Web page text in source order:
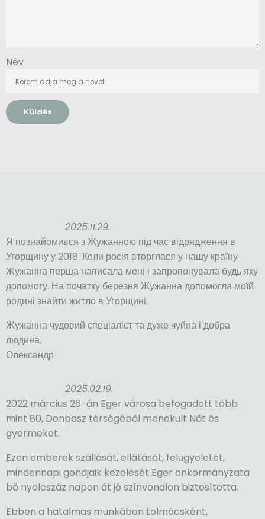
Név
Küldés
2025.11.29.
Я познайомився з Жужанною під час відрядження в
Угорщину у 2018. Коли росія вторглася у нашу країну
Жужанна перша написала мені і запропонувала будь яку
допомогу. На початку березня Жужанна допомогла моїй
родині знайти житло в Угорщині.
Жужанна чудовий спеціаліст та дуже чуйна і добра
людина.
Олександр
2025.02.19.
2022 március 26-án Eger városa befogadott több
mint 80, Donbasz térségéből menekült Nőt és
gyermeket.
Ezen emberek szállását, ellátását, felügyeletét,
mindennapi gondjaik kezelését Eger önkormányzata
bő nyolcszáz napon át jó színvonalon biztosította.
Ebben a hatalmas munkában tolmácsként,